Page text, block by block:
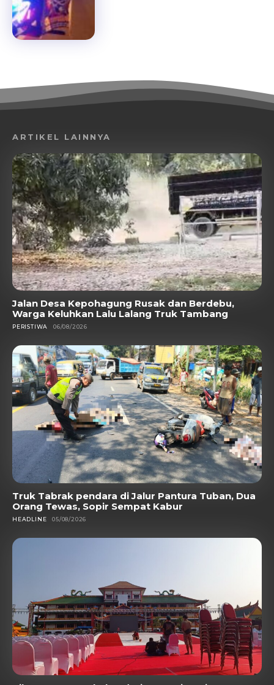
ARTIKEL LAINNYA
Jalan Desa Kepohagung Rusak dan Berdebu,
Warga Keluhkan Lalu Lalang Truk Tambang
PERISTIWA 06/08/2026
Truk Tabrak pendara di Jalur Pantura Tuban, Dua
Orang Tewas, Sopir Sempat Kabur
HEADLINE 05/08/2026